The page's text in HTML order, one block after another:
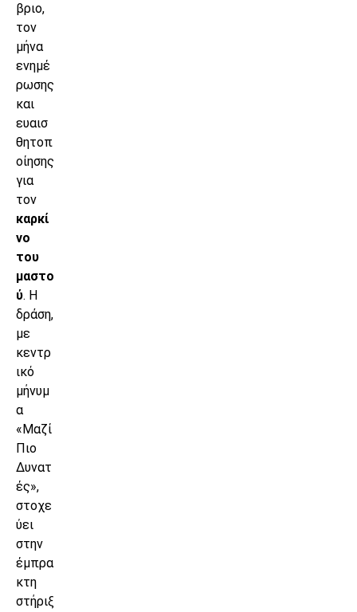
βριο,
τον
μήνα
ενημέ
ρωσης
και
ευαισ
θητοπ
οίησης
για
τον
καρκί
νο
του
μαστο
ύ. Η
δράση,
με
κεντρ
ικό
μήνυμ
α
«Μαζί
Πιο
Δυνατ
ές»,
στοχε
ύει
στην
έμπρα
κτη
στήριξ